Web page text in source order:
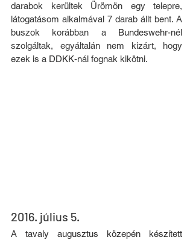
darabok kerültek Ürömön egy telepre,
látogatásom alkalmával 7 darab állt bent. A
buszok korábban a Bundeswehr-nél
szolgáltak, egyáltalán nem kizárt, hogy
ezek is a DDKK-nál fognak kikötni.
2016. július 5.
A tavaly augusztus közepén készített